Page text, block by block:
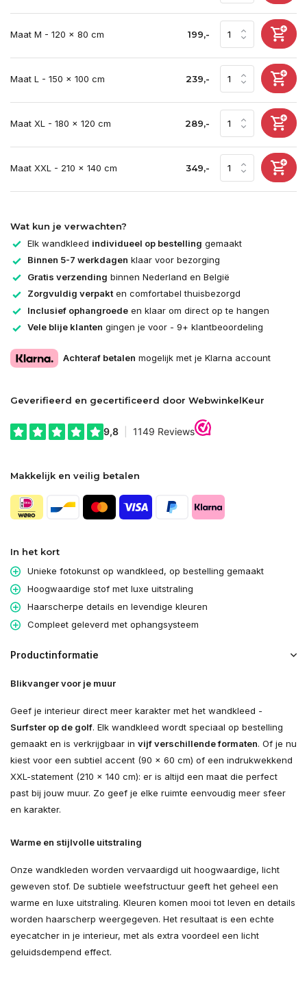
Maat M - 120 x 80 cm 199,-
Maat L - 150 x 100 cm 239,-
Maat XL - 180 x 120 cm 289,-
Maat XXL - 210 x 140 cm 349,-
Wat kun je verwachten?
Elk wandkleed individueel op bestelling gemaakt
Binnen 5-7 werkdagen klaar voor bezorging
Gratis verzending binnen Nederland en België
Zorgvuldig verpakten comfortabel thuisbezorgd
Inclusief ophangroede en klaar om direct op te hangen
Vele blije klanten gingen je voor - 9+ klantbeoordeling
Achteraf betalen mogelijk met je Klarna account
Geverifieerd en gecertificeerd door WebwinkelKeur
Makkelijk en veilig betalen
In het kort
Unieke fotokunst op wandkleed, op bestelling gemaakt
Hoogwaardige stof met luxe uitstraling
Haarscherpe details en levendige kleuren
Compleet geleverd met ophangsysteem
Productinformatie
Blikvanger voor je muur
Geef je interieur direct meer karakter met het wandkleed -
Surfster op de golf. Elk wandkleed wordt speciaal op bestelling
gemaakt en is verkrijgbaar in vijf verschillende formaten. Of je nu
kiest voor een subtiel accent (90 × 60 cm) of een indrukwekkend
XXL-statement (210 × 140 cm): er is altijd een maat die perfect
past bij jouw muur. Zo geef je elke ruimte eenvoudig meer sfeer
en karakter.
Warme en stijlvolle uitstraling
Onze wandkleden worden vervaardigd uit hoogwaardige, licht
geweven stof. De subtiele weefstructuur geeft het geheel een
warme en luxe uitstraling. Kleuren komen mooi tot leven en details
worden haarscherp weergegeven. Het resultaat is een echte
eyecatcher in je interieur, met als extra voordeel een licht
geluidsdempend effect.